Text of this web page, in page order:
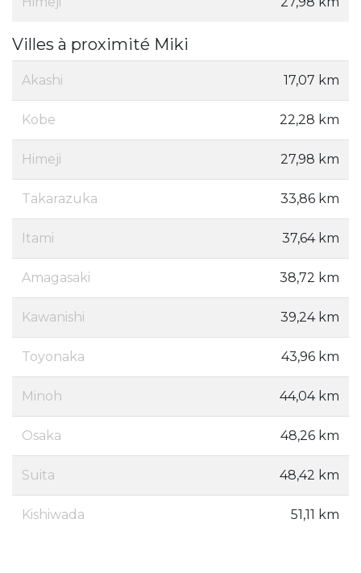
Villes à proximité Miki
Akashi 17,07 km
Kobe 22,28 km
Himeji 27,98 km
Takarazuka 33,86 km
Itami 37,64 km
Amagasaki 38,72 km
Kawanishi 39,24 km
Toyonaka 43,96 km
Minoh 44,04 km
Osaka 48,26 km
Suita 48,42 km
Kishiwada 51,11 km